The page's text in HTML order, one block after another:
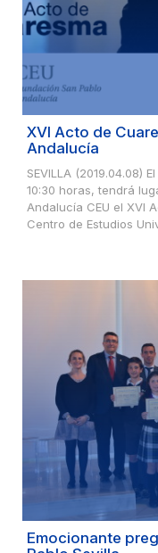
XVI Acto de
Andalucía
SEVILLA (2019.04.08)
10:30 horas, tendrá
Andalucía CEU el XVI
Centro de Estudios
Emocionante